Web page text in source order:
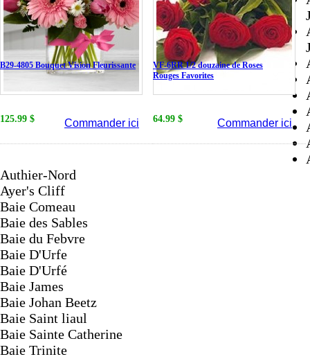
B29-4805 Bouquet Vision Fleurissante
125.99 $ Commander ici
VF-6RR 1/2 douzaine de Roses
Rouges Favorites
64.99 $ Commander ici
Authier-Nord
Ayer's Cliff
Baie Comeau
Baie des Sables
Baie du Febvre
Baie D'Urfe
Baie D'Urfé
Baie James
Baie Johan Beetz
Baie Saint liaul
Baie Sainte Catherine
Baie Trinite